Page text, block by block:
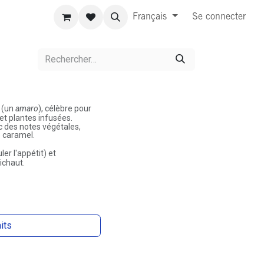
Français Se connecter
amaro), célèbre pour
plantes infusées.
des notes végétales,
l'appétit) et